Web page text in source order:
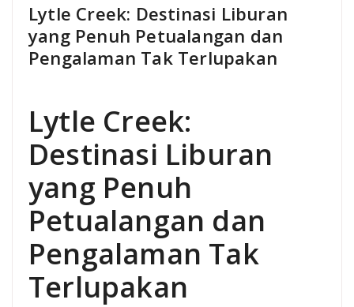
Lytle Creek: Destinasi Liburan
yang Penuh Petualangan dan
Pengalaman Tak Terlupakan
Lytle Creek:
Destinasi Liburan
yang Penuh
Petualangan dan
Pengalaman Tak
Terlupakan